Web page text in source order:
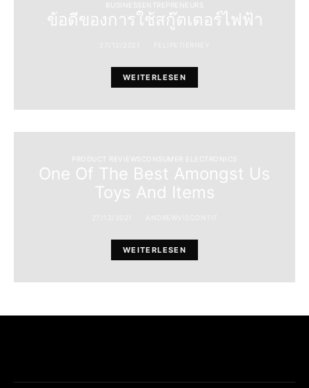
BUSINESSENTREPRENEURS
ข้อดีของการใช้สกู๊ตเตอร์ไฟฟ้า
WEITERLESEN
PRODUCT REVIEWSCONSUMER ELECTRONICS
One Of The Best Amongst Us
Toys And Items
WEITERLESEN